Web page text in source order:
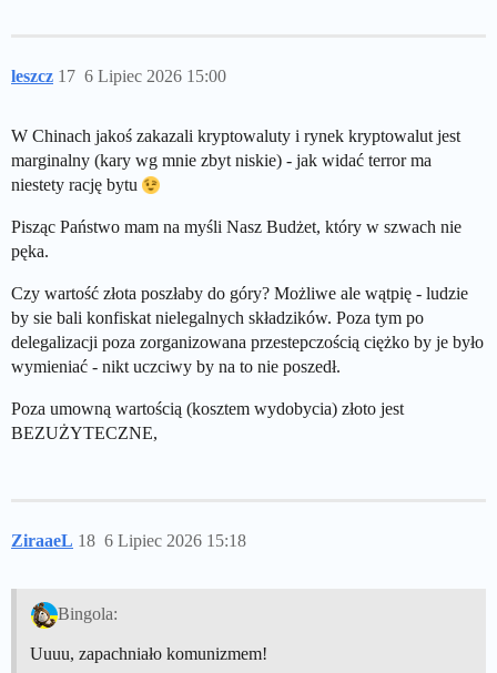
leszcz 6 Lipiec 2026 15:00
17
W Chinach jakoś zakazali kryptowaluty i rynek kryptowalut jest
marginalny (kary wg mnie zbyt niskie) - jak widać terror ma
niestety rację bytu
Pisząc Państwo mam na myśli Nasz Budżet, który w szwach nie
pęka.
Czy wartość złota poszłaby do góry? Możliwe ale wątpię - ludzie
by sie bali konfiskat nielegalnych składzików. Poza tym po
delegalizacji poza zorganizowana przestepczością ciężko by je było
wymieniać - nikt uczciwy by na to nie poszedł.
Poza umowną wartością (kosztem wydobycia) złoto jest
BEZUŻYTECZNE,
ZiraaeL 6 Lipiec 2026 15:18
18
Bingola:
Uuuu, zapachniało komunizmem!